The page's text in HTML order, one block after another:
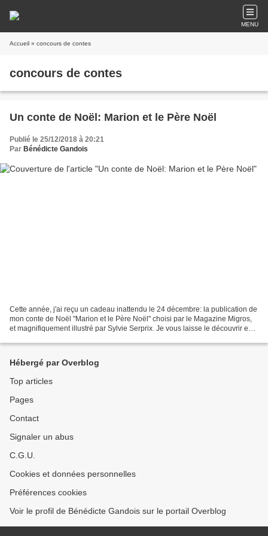
MENU
Accueil » concours de contes
concours de contes
Un conte de Noël: Marion et le Père Noël
Publié le 25/12/2018 à 20:21
Par Bénédicte Gandois
Cette année, j'ai reçu un cadeau inattendu le 24 décembre: la publication de
mon conte de Noël "Marion et le Père Noël" choisi par le Magazine Migros,
et magnifiquement illustré par Sylvie Serprix. Je vous laisse le découvrir en
Hébergé par Overblog
Top articles
Pages
Contact
Signaler un abus
C.G.U.
Cookies et données personnelles
Préférences cookies
Voir le profil de Bénédicte Gandois sur le portail Overblog